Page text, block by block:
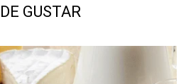
GUSTAR